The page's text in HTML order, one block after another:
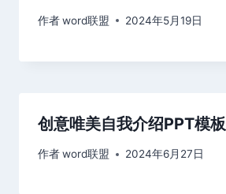
作者word联盟 2024年5月19日
创意唯美自我介绍PPT模板
作者word联盟 2024年6月27日